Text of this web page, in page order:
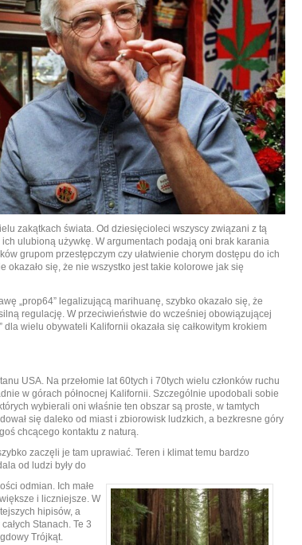
zakątkach świata. Od dziesięcioleci wszyscy związani z tą
ulubioną używkę. W argumentach podają oni brak karania
grupom przestępczym czy ułatwienie chorym dostępu do ich
okazało się, że nie wszystko jest takie kolorowe jak się
„prop64” legalizującą marihuanę, szybko okazało się, że
regulację. W przeciwieństwie do wcześniej obowiązującej
wielu obywateli Kalifornii okazała się całkowitym krokiem
USA. Na przełomie lat 60tych i 70tych wielu członków ruchu
w górach północnej Kalifornii. Szczególnie upodobali sobie
wybierali oni właśnie ten obszar są proste, w tamtych
się daleko od miast i zbiorowisk ludzkich, a bezkresne góry
chcącego kontaktu z naturą.
zaczęli je tam uprawiać. Teren i klimat temu bardzo
od ludzi były do
odmian. Ich małe
i liczniejsze. W
hipisów, a
Stanach. Te 3
Trójkąt.